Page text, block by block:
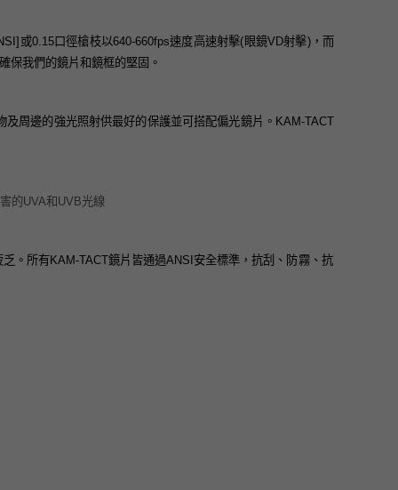
或0.15口徑槍枝以640-660fps速度高速射擊(眼鏡VD射擊)，而
保我們的鏡片和鏡框的堅固。
周邊的強光照射供最好的保護並可搭配偏光鏡片。KAM-TACT
的UVA和UVB光線
。所有KAM-TACT鏡片皆通過ANSI安全標準，抗刮、防霧、抗高速衝擊。